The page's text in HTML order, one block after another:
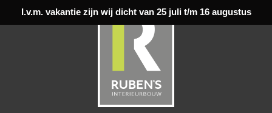
I.v.m. vakantie zijn wij dicht van 25 juli t/m 16 augustus